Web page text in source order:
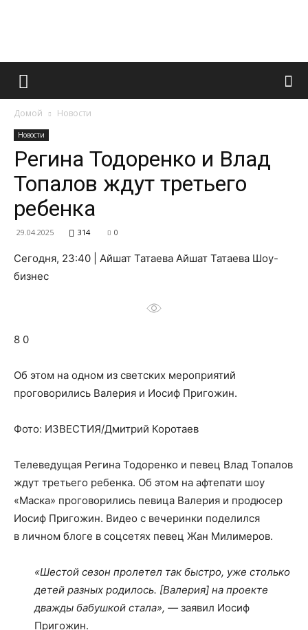
Французский
и
о
нем
Домой Новости
Новости
Регина Тодоренко и Влад
Топалов ждут третьего
ребенка
29.04.2025 314 0
Сегодня, 23:40 | Айшат Татаева Айшат Татаева Шоу-
бизнес
8 0
Об этом на одном из светских мероприятий
проговорились Валерия и Иосиф Пригожин.
Фото: ИЗВЕСТИЯ/Дмитрий Коротаев
Телеведущая Регина Тодоренко и певец Влад Топалов
ждут третьего ребенка. Об этом на афтепати шоу
«Маска» проговорились певица Валерия и продюсер
Иосиф Пригожин. Видео с вечеринки поделился
в личном блоге в соцсетях певец Жан Милимеров.
«Шестой сезон пролетел так быстро, уже столько
детей разных родилось. [Валерия] на проекте
дважды бабушкой стала», — заявил Иосиф
Пригожин.